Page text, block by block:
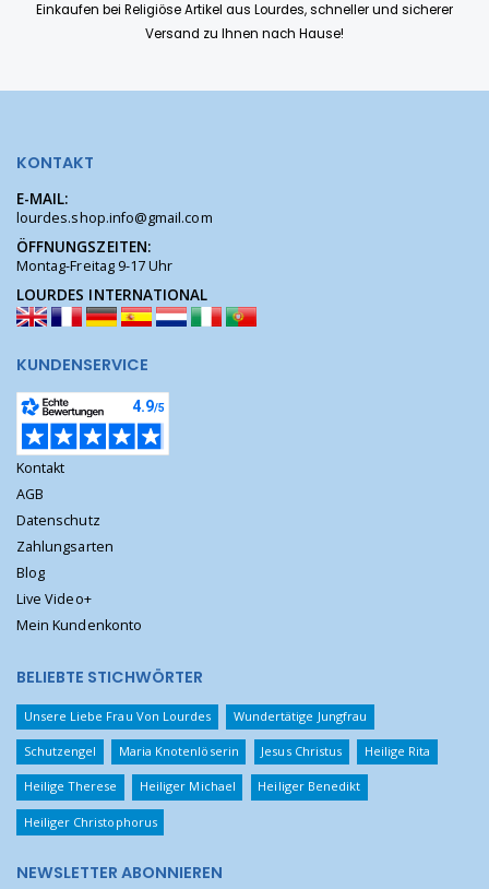
Einkaufen bei Religiöse Artikel aus Lourdes, schneller und sicherer
Versand zu Ihnen nach Hause!
KONTAKT
E-MAIL:
lourdes.shop.info@gmail.com
ÖFFNUNGSZEITEN:
Montag-Freitag 9-17 Uhr
LOURDES INTERNATIONAL
KUNDENSERVICE
Kontakt
AGB
Datenschutz
Zahlungsarten
Blog
Live Video+
Mein Kundenkonto
BELIEBTE STICHWÖRTER
Unsere Liebe Frau Von Lourdes Wundertätige Jungfrau
Schutzengel Maria Knotenlöserin Jesus Christus Heilige Rita
Heilige Therese Heiliger Michael Heiliger Benedikt
Heiliger Christophorus
NEWSLETTER ABONNIEREN